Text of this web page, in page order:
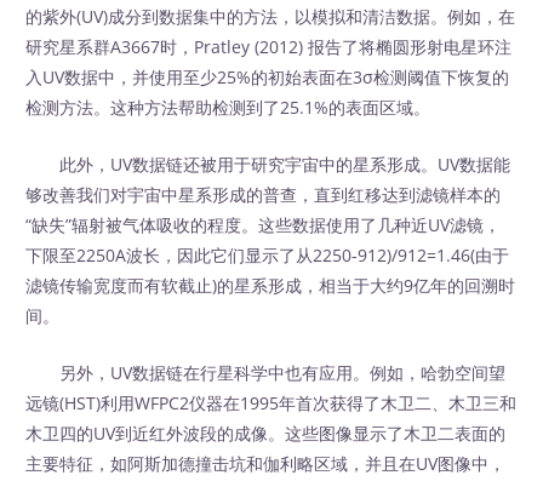
的紫外(UV)成分到数据集中的方法，以模拟和清洁数据。例如，在
研究星系群A3667时，Pratley (2012) 报告了将椭圆形射电星环注
入UV数据中，并使用至少25%的初始表面在3σ检测阈值下恢复的
检测方法。这种方法帮助检测到了25.1%的表面区域。
此外，UV数据链还被用于研究宇宙中的星系形成。UV数据能
够改善我们对宇宙中星系形成的普查，直到红移达到滤镜样本的
“缺失”辐射被气体吸收的程度。这些数据使用了几种近UV滤镜，
下限至2250A波长，因此它们显示了从2250-912)/912=1.46(由于
滤镜传输宽度而有软截止)的星系形成，相当于大约9亿年的回溯时
间。
另外，UV数据链在行星科学中也有应用。例如，哈勃空间望
远镜(HST)利用WFPC2仪器在1995年首次获得了木卫二、木卫三和
木卫四的UV到近红外波段的成像。这些图像显示了木卫二表面的
主要特征，如阿斯加德撞击坑和伽利略区域，并且在UV图像中，